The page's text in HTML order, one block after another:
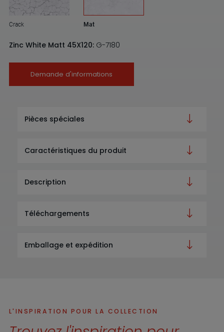
Crack Mat
Zinc White Matt 45X120: G-7180
Demande d'informations
Pièces spéciales
Caractéristiques du produit
Description
Téléchargements
Emballage et expédition
L'INSPIRATION POUR LA COLLECTION